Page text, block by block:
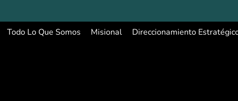
Todo Lo Que Somos Misional Direccionamiento